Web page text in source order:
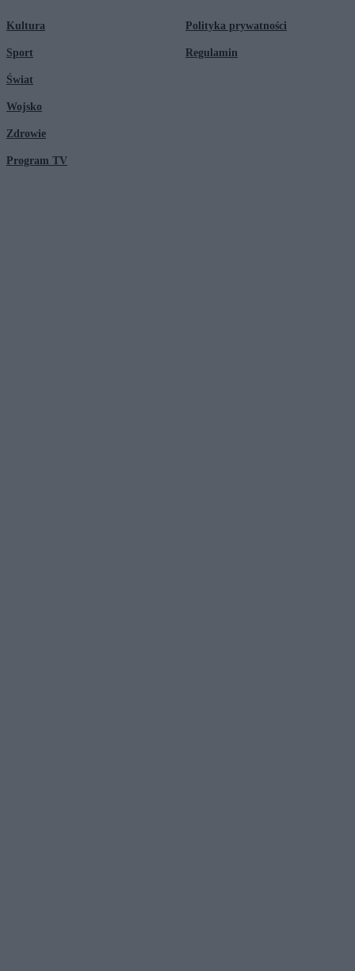
Kultura
Sport
Świat
Wojsko
Zdrowie
Program TV
Polityka prywatności
Regulamin